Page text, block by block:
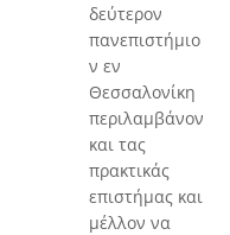
δεύτερον
πανεπιστήμιο
ν εν
Θεσσαλονίκη
περιλαμβάνον
και τας
πρακτικάς
επιστήμας και
μέλλον να